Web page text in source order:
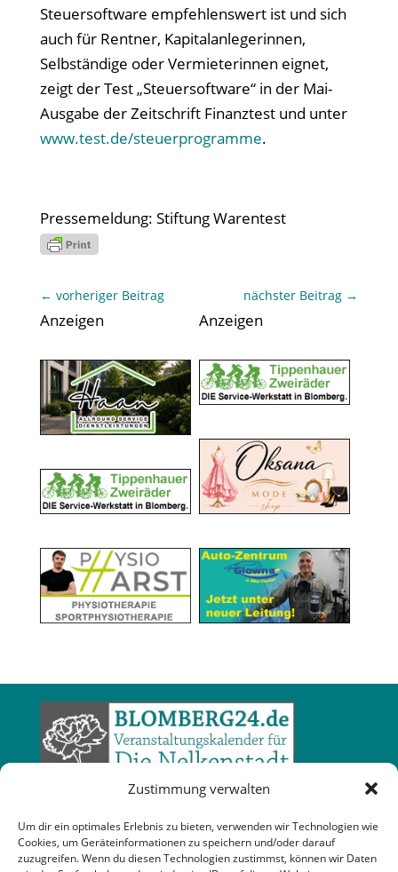
Zustimmung verwalten
Um dir ein optimales Erlebnis zu bieten, verwenden wir Technologien wie
Cookies, um Geräteinformationen zu speichern und/oder darauf
zuzugreifen. Wenn du diesen Technologien zustimmst, können wir Daten
Steuersoftware empfehlenswert ist und sich
auch für Rentner, Kapitalanlegerinnen,
Selbständige oder Vermieterinnen eignet,
zeigt der Test „Steuersoftware“ in der Mai-
Ausgabe der Zeitschrift Finanztest und unter
www.test.de/steuerprogramme.
Pressemeldung: Stiftung Warentest
← vorheriger Beitrag nächster Beitrag →
Anzeigen Anzeigen